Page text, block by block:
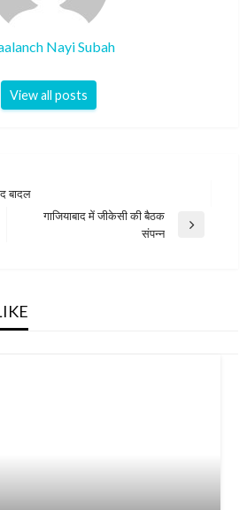
Nayi Subah
View all posts
बादल
गाजियाबाद में जीकेसी की बैठक
संपन्न